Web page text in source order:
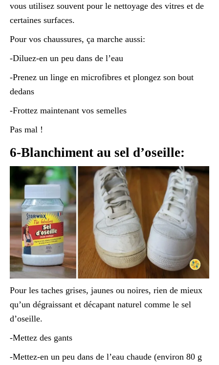
vous utilisez souvent pour le nettoyage des vitres et de
certaines surfaces.
Pour vos chaussures, ça marche aussi:
-Diluez-en un peu dans de l’eau
-Prenez un linge en microfibres et plongez son bout
dedans
-Frottez maintenant vos semelles
Pas mal !
6-Blanchiment au sel d’oseille:
Pour les taches grises, jaunes ou noires, rien de mieux
qu’un dégraissant et décapant naturel comme le sel
d’oseille.
-Mettez des gants
-Mettez-en un peu dans de l’eau chaude (environ 80 g